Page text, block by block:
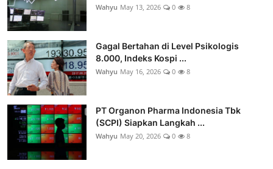
Wahyu May 13, 2026 0 8
Gagal Bertahan di Level Psikologis
8.000, Indeks Kospi ...
Wahyu May 16, 2026 0 8
PT Organon Pharma Indonesia Tbk
(SCPI) Siapkan Langkah ...
Wahyu May 20, 2026 0 8